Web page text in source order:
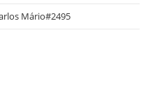
Mário#2495